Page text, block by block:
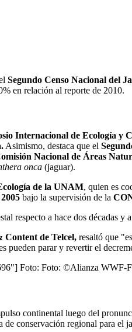
Segundo Censo Nacional del
en relación al reporte de 2010.
Internacional de Ecología y
Asimismo, destaca que el
Nacional de Áreas
onca (jaguar).
de la UNAM, quien es
2005 bajo la supervisión de la
respecto a hace dos décadas
Content de Telcel, resaltó que
pueden parar y revertir el
Foto: Foto: ©Alianza WWF-
continental luego del
de conservación regional para el